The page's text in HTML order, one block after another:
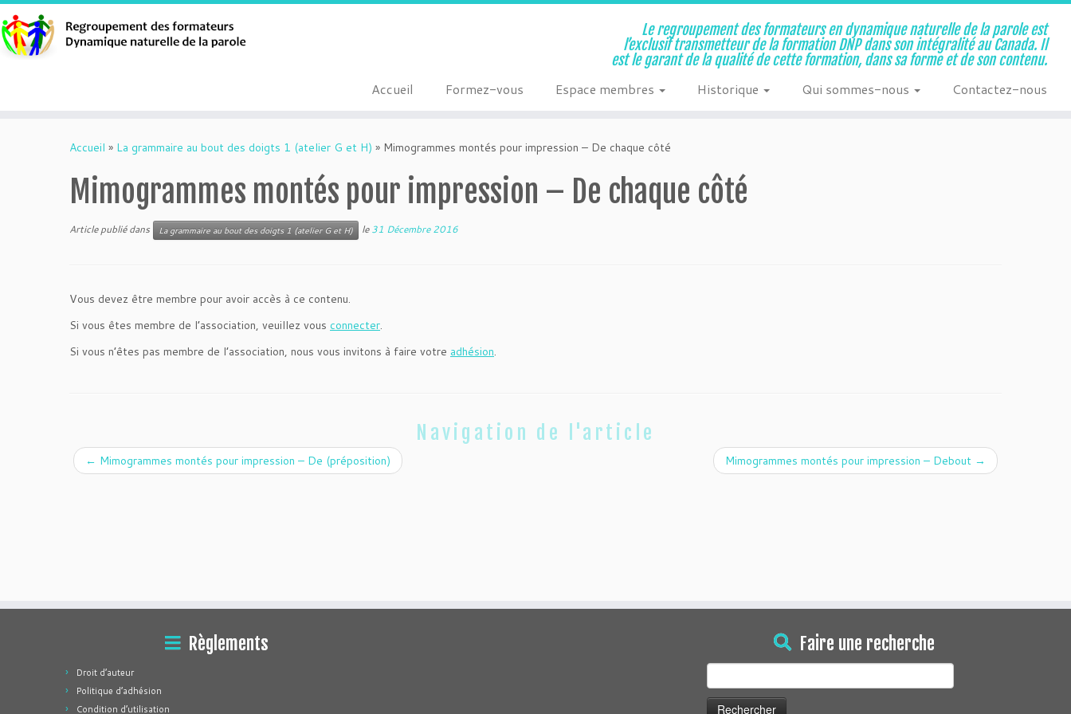
Le regroupement des formateurs en dynamique naturelle de la parole est
l’exclusif transmetteur de la formation DNP dans son intégralité au Canada. Il
est le garant de la qualité de cette formation, dans sa forme et de son contenu.
Accueil Formez-vous Espace membres Historique Qui sommes-nous Contactez-nous
Accueil » La grammaire au bout des doigts 1 (atelier G et H) » Mimogrammes montés pour impression – De chaque côté
Mimogrammes montés pour impression – De chaque côté
Article publié dans La grammaire au bout des doigts 1 (atelier G et H) le31 Décembre 2016
Vous devez être membre pour avoir accès à ce contenu.
Si vous êtes membre de l’association, veuillez vous connecter.
Si vous n’êtes pas membre de l’association, nous vous invitons à faire votre adhésion.
Navigation de l'article
← Mimogrammes montés pour impression – De (préposition) Mimogrammes montés pour impression – Debout →
Règlements
Droit d’auteur
Politique d’adhésion
Condition d’utilisation
Faire une recherche